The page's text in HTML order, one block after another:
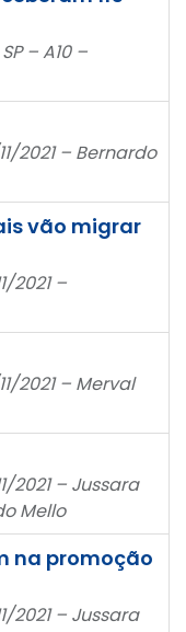
– A10 –
2021 – Bernardo
vão migrar
2021 –
2021 – Merval
2021 – Jussara
Mello
na promoção
2021 – Jussara